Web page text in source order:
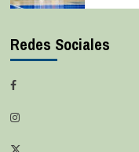
Redes Sociales